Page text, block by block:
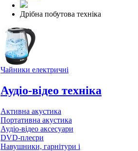
Дрібна побутова техніка
Чайники електричні
Аудіо-відео техніка
Активна акустика
Портативна акустика
Аудіо-відео аксесуари
DVD-плеєри
Навушники, гарнітури і